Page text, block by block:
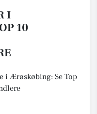
I
10
i Ærøskøbing: Se Top